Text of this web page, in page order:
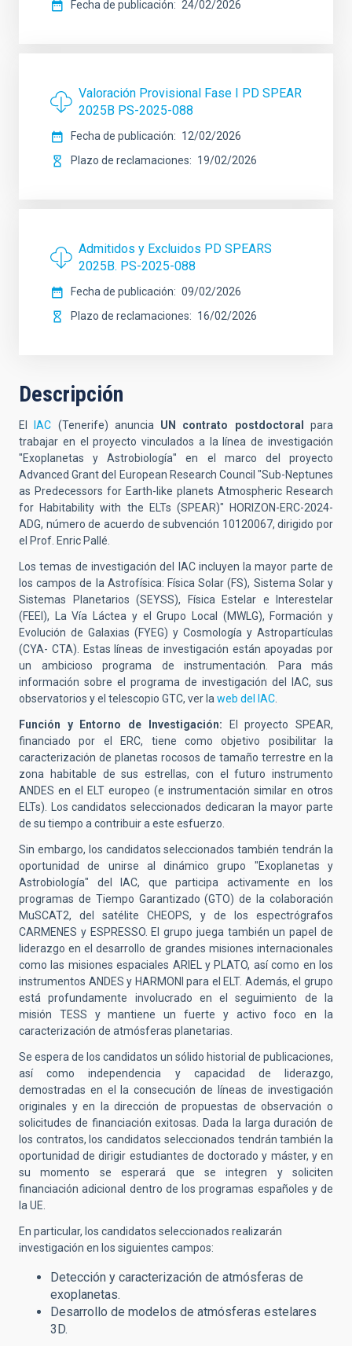
Fecha de publicación 24/02/2026
Valoración Provisional Fase I PD SPEAR
2025B PS-2025-088
Fecha de publicación
12/02/2026
Plazo de reclamaciones
19/02/2026
Admitidos y Excluidos PD SPEARS
2025B. PS-2025-088
Fecha de publicación
09/02/2026
Plazo de reclamaciones
16/02/2026
Descripción
El IAC (Tenerife) anuncia UN contrato postdoctoral
para
trabajar en el proyecto vinculados a la línea de investigación
"Exoplanetas y Astrobiología" en el marco del proyecto
Advanced Grant del European Research Council "Sub-Neptunes
as Predecessors for Earth-like planets Atmospheric Research
for Habitability with the ELTs (SPEAR)" HORIZON-ERC-2024-
ADG, número de acuerdo de subvención 10120067, dirigido por
el Prof. Enric Pallé.
Los temas de investigación del IAC incluyen la mayor parte de
los campos de la Astrofísica: Física Solar (FS), Sistema Solar y
Sistemas Planetarios (SEYSS), Física Estelar e Interestelar
(FEEI), La Vía Láctea y el Grupo Local (MWLG), Formación y
Evolución de Galaxias (FYEG) y Cosmología y Astropartículas
(CYA- CTA). Estas líneas de investigación están apoyadas por
un ambicioso programa de instrumentación. Para más
información sobre el programa de investigación del IAC, sus
observatorios y el telescopio GTC, ver la web del IAC
Función y Entorno de Investigación: El proyecto SPEAR,
financiado por el ERC, tiene como objetivo posibilitar la
caracterización de planetas rocosos de tamaño terrestre en la
zona habitable de sus estrellas, con el futuro instrumento
ANDES en el ELT europeo (e instrumentación similar en otros
ELTs). Los candidatos seleccionados dedicaran la mayor parte
de su tiempo a contribuir a este esfuerzo.
Sin embargo, los candidatos seleccionados también tendrán la
oportunidad de unirse al dinámico grupo "Exoplanetas y
Astrobiología" del IAC, que participa activamente en los
programas de Tiempo Garantizado (GTO) de la colaboración
MuSCAT2, del satélite CHEOPS, y de los espectrógrafos
CARMENES y ESPRESSO. El grupo juega también un papel de
liderazgo en el desarrollo de grandes misiones internacionales
como las misiones espaciales ARIEL y PLATO, así como en los
instrumentos ANDES y HARMONI para el ELT. Además, el grupo
está profundamente involucrado en el seguimiento de la
misión TESS y mantiene un fuerte y activo foco en la
caracterización de atmósferas planetarias.
Se espera de los candidatos un sólido historial de publicaciones,
así como independencia y capacidad de liderazgo,
demostradas en el la consecución de líneas de investigación
originales y en la dirección de propuestas de observación o
solicitudes de financiación exitosas. Dada la larga duración de
los contratos, los candidatos seleccionados tendrán también la
oportunidad de dirigir estudiantes de doctorado y máster, y en
su momento se esperará que se integren y soliciten
financiación adicional dentro de los programas españoles y de
la UE.
En particular, los candidatos seleccionados realizarán
investigación en los siguientes campos:
Detección y caracterización de atmósferas de
exoplanetas.
Desarrollo de modelos de atmósferas estelares
3D.